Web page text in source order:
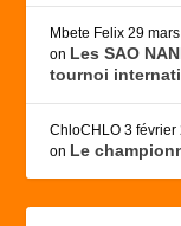
Mbete Felix 29
on Les SAO
tournoi
ChloCHLO 3 février
on Le